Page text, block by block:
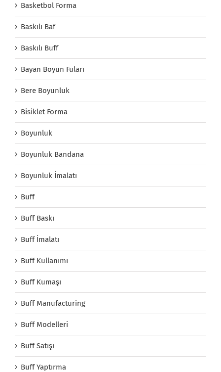
Basketbol Forma
Baskılı Baf
Baskılı Buff
Bayan Boyun Fuları
Bere Boyunluk
Bisiklet Forma
Boyunluk
Boyunluk Bandana
Boyunluk İmalatı
Buff
Buff Baskı
Buff İmalatı
Buff Kullanımı
Buff Kumaşı
Buff Manufacturing
Buff Modelleri
Buff Satışı
Buff Yaptırma